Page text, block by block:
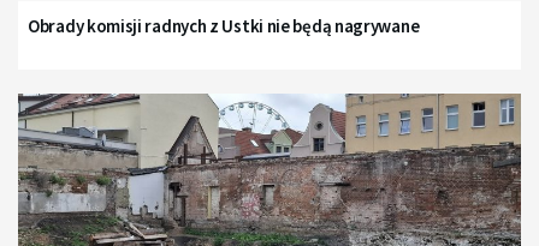
Obrady komisji radnych z Ustki nie będą nagrywane